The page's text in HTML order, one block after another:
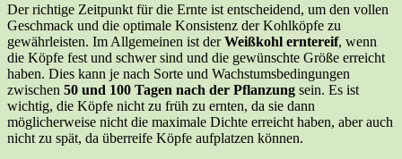
Der richtige Zeitpunkt für die Ernte ist entscheidend, um den vollen
Geschmack und die optimale Konsistenz der Kohlköpfe zu
gewährleisten. Im Allgemeinen ist derWeißkohl erntereif, wenn
die Köpfe fest und schwer sind und die gewünschte Größe erreicht
haben. Dies kann je nach Sorte und Wachstumsbedingungen
zwischen 50 und 100 Tagen nach der Pflanzung sein. Es ist
wichtig, die Köpfe nicht zu früh zu ernten, da sie dann
möglicherweise nicht die maximale Dichte erreicht haben, aber auch
nicht zu spät, da überreife Köpfe aufplatzen können.